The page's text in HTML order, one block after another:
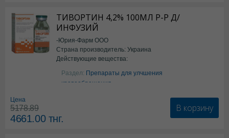
ТИВОРТИН 4,2% 100МЛ Р-Р Д/
ИНФУЗИЙ
-Юрия-Фарм ООО
Страна производитель: Украина
Действующие вещества:
Аргинин
Раздел: Препараты для улчшения
кровообращения
Цена
5178.89
4661.00тнг.
В корзину